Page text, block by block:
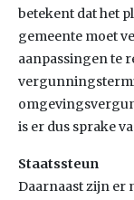
betekent dat het
gemeente moet
aanpassingen te
is er dus sprake
Staatssteun
Daarnaast zijn er